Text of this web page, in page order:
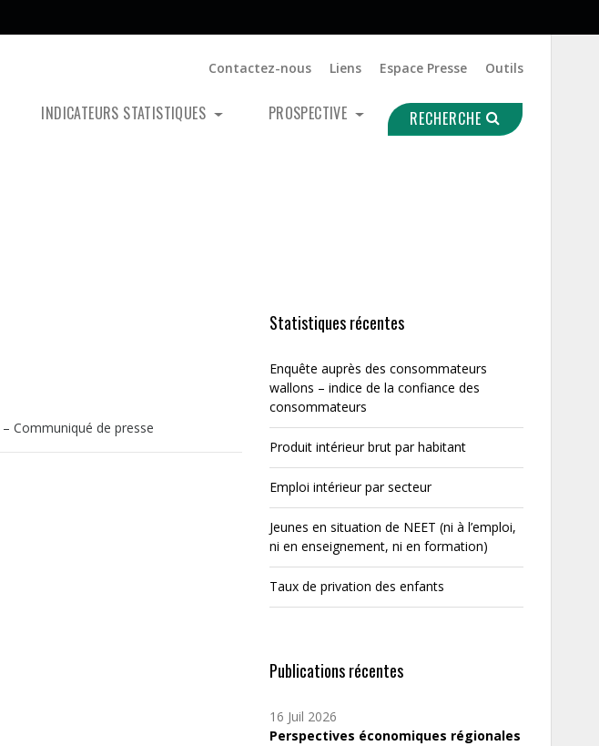
Contactez-nous Liens Espace Presse Outils
INDICATEURS STATISTIQUES PROSPECTIVE RECHERCHE
Communiqué de presse
Statistiques récentes
Enquête auprès des consommateurs
wallons – indice de la confiance des
consommateurs
Produit intérieur brut par habitant
Emploi intérieur par secteur
Jeunes en situation de NEET (ni à l’emploi,
ni en enseignement, ni en formation)
Taux de privation des enfants
Publications récentes
16 Juil 2026
Perspectives économiques régionales